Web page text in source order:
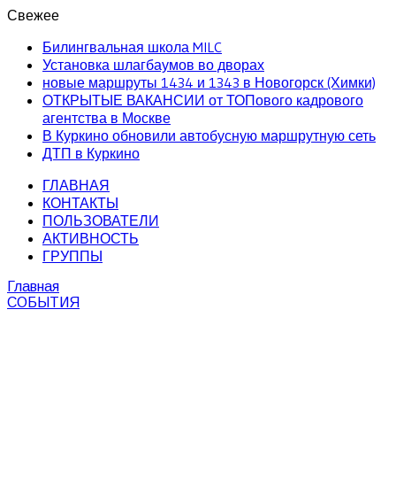
Свежее
Билингвальная школа MILC
Установка шлагбаумов во дворах
новые маршруты 1434 и 1343 в Новогорск (Химки)
ОТКРЫТЫЕ ВАКАНСИИ от ТОПового кадрового
агентства в Москве
В Куркино обновили автобусную маршрутную сеть
ДТП в Куркино
ГЛАВНАЯ
КОНТАКТЫ
ПОЛЬЗОВАТЕЛИ
АКТИВНОСТЬ
ГРУППЫ
Главная
СОБЫТИЯ